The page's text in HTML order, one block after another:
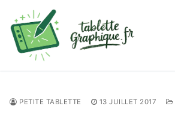
contenu
PETITE TABLETTE 13 JUILLET 2017